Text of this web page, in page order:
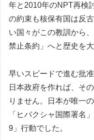
年と2010年のNPT再検
の約束も核保有国は反
い国々がこの教訓から
禁止条約」へと歴史を
早いスピードで進む批
日本政府を作れば、そ
りません。日本が唯一
「ヒバクシャ国際署名
9」行動でした。